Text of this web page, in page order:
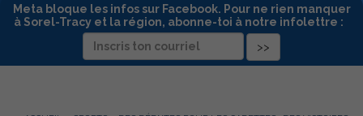
Meta bloque les infos sur Facebook. Pour ne rien manquer
à Sorel-Tracy et la région, abonne-toi à notre infolettre :